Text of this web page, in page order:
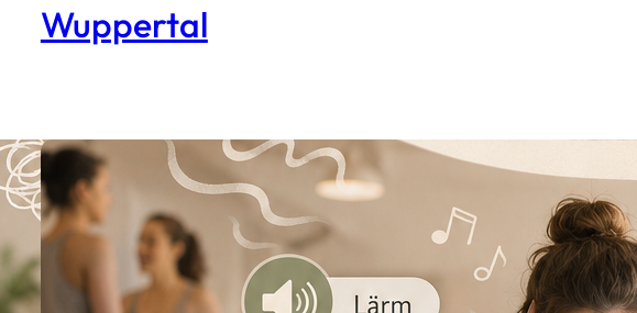
Wuppertal